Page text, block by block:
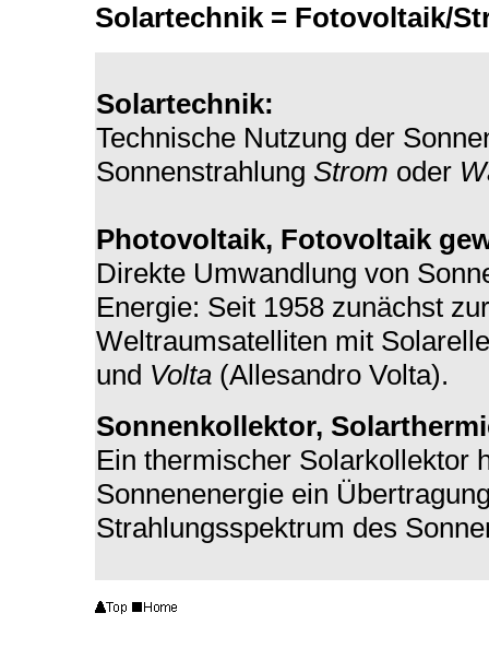
Solartechnik = Fotovoltaik/
Solartechnik:
Technische Nutzung der
Sonnenstrahlung Strom oder
Photovoltaik, Fotovoltaik
Direkte Umwandlung von
Energie: Seit 1958 zunächst
Weltraumsatelliten mit
und Volta (Allesandro Volta).
Sonnenkollektor,
Ein thermischer Solarkollektor
Sonnenenergie ein
Strahlungsspektrum des